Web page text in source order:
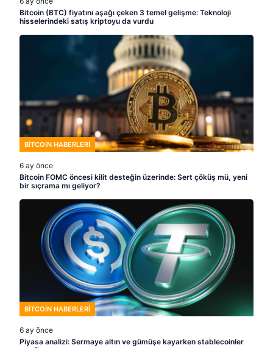
Bitcoin (BTC) fiyatını aşağı çeken 3 temel gelişme: Teknoloji
hisselerindeki satış kriptoyu da vurdu
BITCOIN HABERLERI
6 ay önce
Bitcoin FOMC öncesi kilit desteğin üzerinde: Sert çöküş mü, yeni
bir sıçrama mı geliyor?
BITCOIN HABERLERI
6 ay önce
Piyasa analizi: Sermaye altın ve gümüşe kayarken stablecoinler